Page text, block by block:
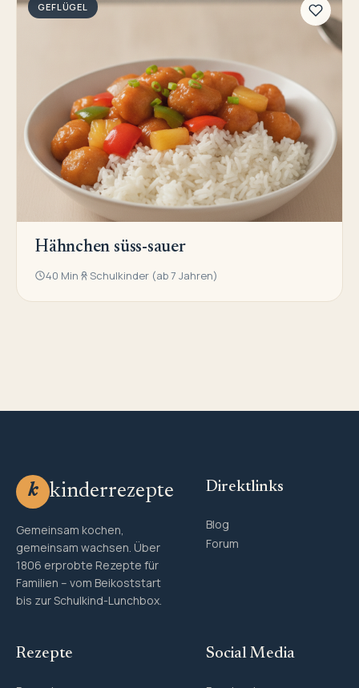
GEFLÜGEL
Hähnchen süss-sauer
40 Min Schulkinder (ab 7 Jahren)
k kinderrezepte
Gemeinsam kochen,
gemeinsam wachsen. Über
1806 erprobte Rezepte für
Familien – vom Beikoststart
bis zur Schulkind-Lunchbox.
Direktlinks
Blog
Forum
Rezepte Social Media